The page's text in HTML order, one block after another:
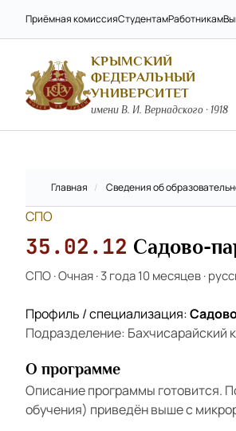
Приёмная комиссияСтудентамРаботникам
КРЫМСКИЙ
ФЕДЕРАЛЬНЫЙ
УНИВЕРСИТЕТ
имени В. И. Вернадского · 1918
Главная / Сведения об
СПО
35.02.12 Садово-
СПО·Очная·3 года 10 месяцев·
Профиль / специализация:
Подразделение: Бахчисарайский
О программе
Описание программы готовится.
обучения) приведён выше с